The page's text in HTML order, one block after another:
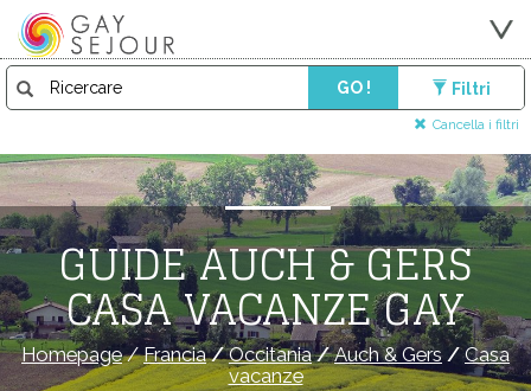
GO ! Filtri
Cancella i filtri
GUIDE AUCH & GERS
CASA VACANZE GAY
Homepage/Francia/Occitania/Auch & Gers /Casa
vacanze